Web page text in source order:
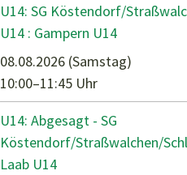
U14: SG Köstendorf/
U14 : Gampern U14
08.08.2026 (Samstag)
10:00–11:45 Uhr
U14: Abgesagt - SG
Köstendorf/Straßwalchen/
Laab U14